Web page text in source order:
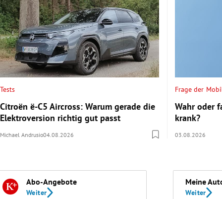
Tests
Citroën ë-C5 Aircross: Warum gerade die
Elektroversion richtig gut passt
Michael Andrusio04.08.2026
Frage der
Wahr oder
krank?
03.08.2026
Abo-Angebote
Weiter
Meine
Weiter